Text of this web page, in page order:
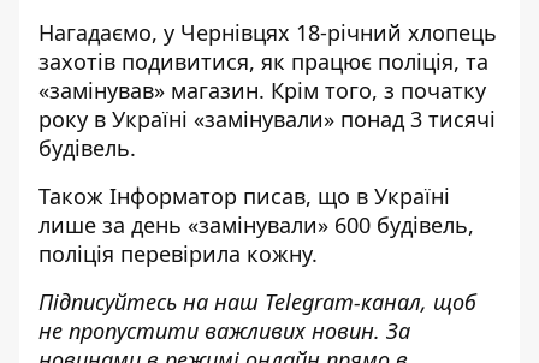
Нагадаємо, у Чернівцях 18-річний хлопець
захотів подивитися, як працює поліція, та
«замінував» магазин. Крім того, з початку
року в Україні «замінували» понад 3 тисячі
будівель.
Також Інформатор писав, що в Україні
лише за день «замінували» 600 будівель,
поліція перевірила кожну.
Підписуйтесь на наш Telegram-канал, щоб
не пропустити важливих новин. За